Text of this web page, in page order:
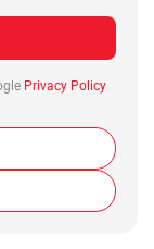
Privacy Policy